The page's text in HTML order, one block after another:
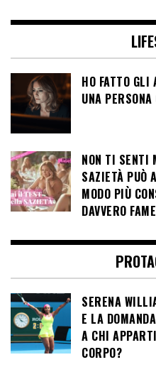
HO FATTO GLI
UNA
NON TI SENTI
SAZIETÀ PUÒ
MODO PIÙ
DAVVERO
SERENA
E LA
A CHI
CORPO?